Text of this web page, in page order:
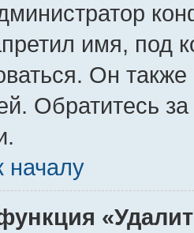
имя, под
Он
Обратитесь
началу